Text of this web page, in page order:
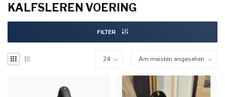
KALFSLEREN VOERING
FILTER